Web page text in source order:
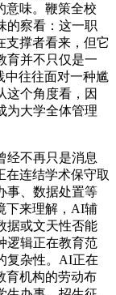
意味。鞭策全校
的察看：这一职
支撑者看来，但它
育并不只仅是一
中往往面对一种尴
这个角度看，因
为大学全体管理
不再只是消息
在连结学术保守取
事、数据处置等
下来理解，AI辅
据或文天性否能
逻辑正在教育范
复杂性。AI正在
育机构的劳动布